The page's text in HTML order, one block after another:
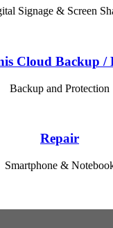
Signage & Screen
Cloud Backup /
Backup and Protection
Repair
Smartphone &